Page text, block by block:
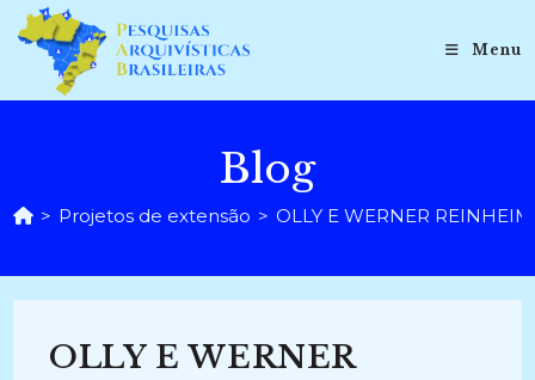
para
conteúdo
Menu
Blog
> Projetos de extensão > OLLY E WERNER
OLLY E WERNER